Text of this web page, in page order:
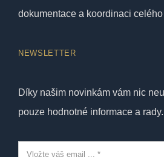
dokumentace a koordinaci
NEWSLETTER
Díky našim novinkám vám nic
pouze hodnotné informace a rady.